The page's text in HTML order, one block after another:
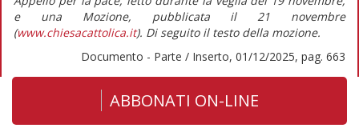
e una Mozione, pubblicata il 21 novembre
(www.chiesacattolica.it). Di seguito il testo della mozione.
Documento - Parte / Inserto, 01/12/2025, pag. 663
ABBONATI ON-LINE